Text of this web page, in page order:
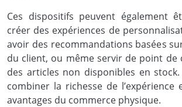
Ces dispositifs peuvent également
créer des expériences de
avoir des recommandations basées
du client, ou même servir de point de
des articles non disponibles en stock.
combiner la richesse de l’expérience
avantages du commerce physique.